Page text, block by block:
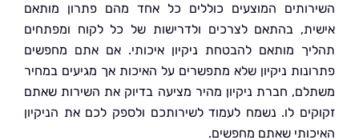
המוצעים כוללים כל אחד מהם פתרון מותאם
בהתאם לצרכים ולדרישות של כל לקוח ומפתחים
מותאם להבטחת ניקיון איכותי. אם אתם מחפשים
ניקיון שלא מתפשרים על האיכות אך מגיעים במחיר
חברת ניקיון מהיר מציעה בדיוק את השירות שאתם
לו. נשמח לעמוד לשירותכם ולספק לכם את הניקיון
שאתם מחפשים.